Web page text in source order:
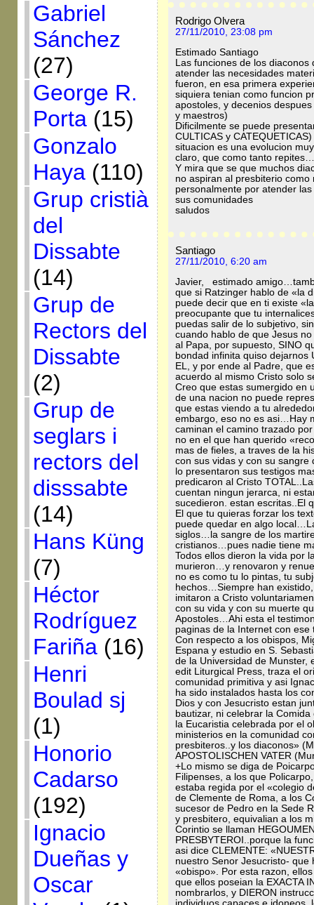
Gabriel
Sánchez
(27)
George R.
Porta(15)
Gonzalo
Haya(110)
Grup cristià
del
Dissabte
(14)
Grup de
Rectors del
Dissabte
(2)
Grup de
seglars i
rectors del
disssabte
(14)
Hans Küng
(7)
Héctor
Rodríguez
Fariña(16)
Henri
Boulad sj
(1)
Honorio
Cadarso
(192)
Ignacio
Dueñas y
Oscar
Rodrigo Olvera
27/11/2010, 23:08 pm
Estimado Santiago
Las funciones de los
atender las necesidades
fueron, en esa primera
siquiera tenian como funcion
apostoles, y decenios
y maestros)
Dificilmente se puede
CULTICAS y
situacion es una evolucion
claro, que como tanto
Y mira que se que muchos
no aspiran al presbiterio
personalmente por atender
sus comunidades
saludos
Santiago
27/11/2010, 6:20 am
Javier, estimado
que si Ratzinger hablo de «la
puede decir que en ti existe
preocupante que tu
puedas salir de lo subjetivo,
cuando hablo de que Jesus
al Papa, por supuesto, SINO
bondad infinita quiso dejarnos
EL, y por ende al Padre, que
acuerdo al mismo Cristo solo
Creo que estas sumergido en
de una nacion no puede
que estas viendo a tu
embargo, eso no es asi…Hay
caminan el camino trazado
no en el que han querido
mas de fieles, a traves de la
con sus vidas y con su
lo presentaron sus testigos
predicaron al Cristo
cuentan ningun jerarca, ni
sucedieron. estan escritas..El
El que tu quieras forzar los
puede quedar en algo
siglos…la sangre de los
cristianos…pues nadie tiene
Todos ellos dieron la vida por
murieron…y renovaron y
no es como tu lo pintas, tu
hechos…Siempre han
imitaron a Cristo
con su vida y con su muerte
Apostoles…Ahi esta el
paginas de la Internet con
Con respecto a los obispos,
Espana y estudio en S.
de la Universidad de Munster,
edit Liturgical Press, traza el
comunidad primitiva y asi
ha sido instalados hasta los
Dios y con Jesucristo estan
bautizar, ni celebrar la
la Eucaristia celebrada por el
ministerios en la comunidad
presbiteros..y los diaconos»
APOSTOLISCHEN VATER
+Lo mismo se diga de
Filipenses, a los que
estaba regida por el «colegio
de Clemente de Roma, a los
sucesor de Pedro en la Sede
y presbitero, equivalian a los
Corintio se llaman
PRESBYTEROI..porque la
asi dice CLEMENTE:
nuestro Senor Jesucristo-
«obispo». Por esta razon,
que ellos poseian la EXACTA
nombrarlos, y DIERON